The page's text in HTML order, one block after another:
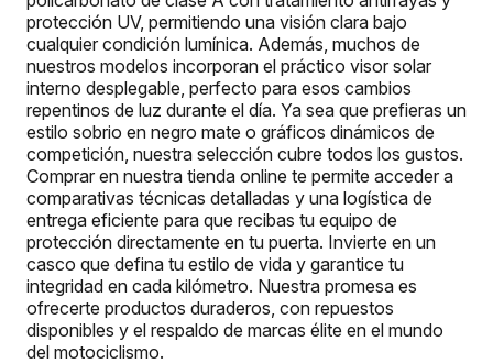
protección UV, permitiendo una visión clara bajo
cualquier condición lumínica. Además, muchos de
nuestros modelos incorporan el práctico visor solar
interno desplegable, perfecto para esos cambios
repentinos de luz durante el día. Ya sea que prefieras un
estilo sobrio en negro mate o gráficos dinámicos de
competición, nuestra selección cubre todos los gustos.
Comprar en nuestra tienda online te permite acceder a
comparativas técnicas detalladas y una logística de
entrega eficiente para que recibas tu equipo de
protección directamente en tu puerta. Invierte en un
casco que defina tu estilo de vida y garantice tu
integridad en cada kilómetro. Nuestra promesa es
ofrecerte productos duraderos, con repuestos
disponibles y el respaldo de marcas élite en el mundo
del motociclismo.